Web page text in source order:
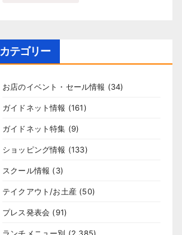
カテゴリー
お店のイベント・セール情報 (34)
ガイドネット情報 (161)
ガイドネット特集 (9)
ショッピング情報 (133)
スクール情報 (3)
テイクアウト/お土産 (50)
プレス発表会 (91)